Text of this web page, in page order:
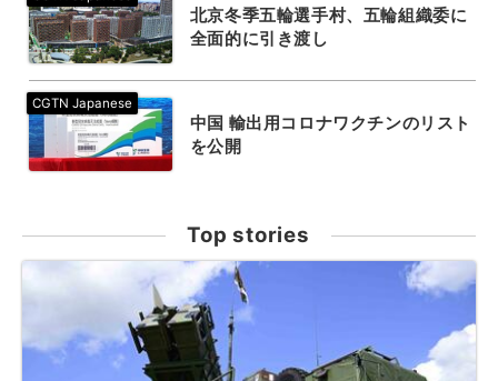
北京冬季五輪選手村、五輪組織委に
全面的に引き渡し
中国 輸出用コロナワクチンのリスト
を公開
Top stories